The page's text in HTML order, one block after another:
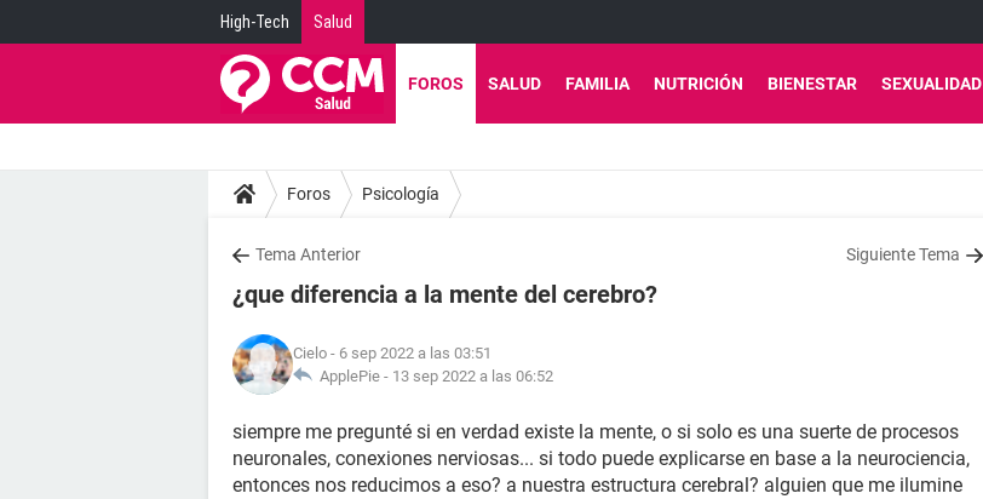
High-Tech Salud
FOROS SALUD FAMILIA NUTRICIÓN BIENESTAR SEXUALIDAD
Foros Psicología
Tema Anterior Siguiente Tema
¿que diferencia a la mente del cerebro?
Cielo - 6 sep 2022 a las 03:51
ApplePie - 13 sep 2022 a las 06:52
siempre me pregunté si en verdad existe la mente, o si solo es una suerte de procesos
neuronales, conexiones nerviosas... si todo puede explicarse en base a la neurociencia,
entonces nos reducimos a eso? a nuestra estructura cerebral? alguien que me ilumine